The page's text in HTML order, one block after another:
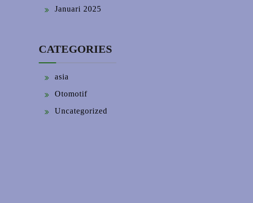
Januari 2025
CATEGORIES
asia
Otomotif
Uncategorized